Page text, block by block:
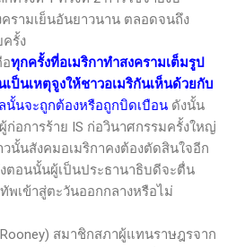
รามเย็นอันยาวนาน ตลอดจนถึง
รั้ง
ทุกครั้งที่อเมริกาทำสงครามเต็มรูป
ป็นเหตุจูงให้ชาวอเมริกันเห็นด้วยกับ
นั้นจะถูกต้องหรือถูกบิดเบือน ดังนั้น
ก่อการร้าย IS ก่อวินาศกรรมครั้งใหญ่
นั้นสังคมอเมริกาคงต้องตัดสินใจอีก
ตอนนั้นผู้เป็นประธานาธิบดีจะตื่น
พเข้าสู่ตะวันออกกลางหรือไม่
สมาชิกสภาผู้แทนราษฎรจาก